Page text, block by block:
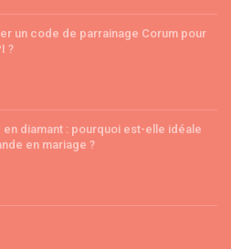
un code de parrainage Corum pour
?
en diamant : pourquoi est-elle idéale
en mariage ?